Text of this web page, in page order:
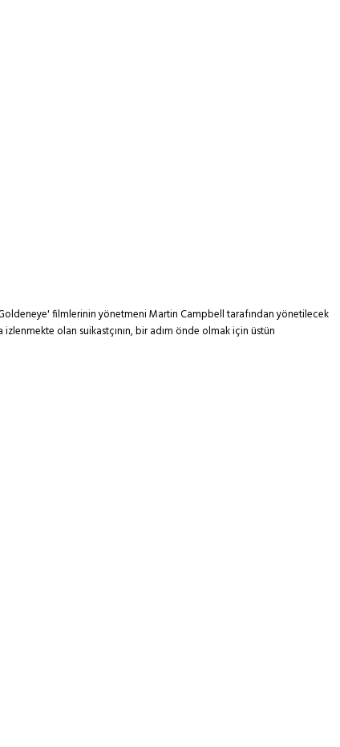
filmlerinin yönetmeni Martin Campbell tarafından yönetilecek
olan suikastçının, bir adım önde olmak için üstün